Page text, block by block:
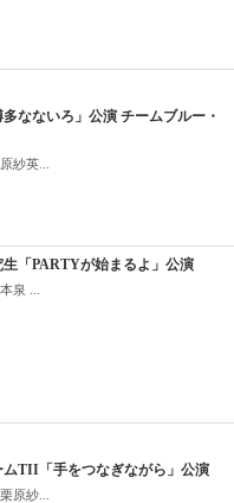
なないろ」公演 チームブルー・
紗英...
生「PARTYが始まるよ」公演
泉 ...
ムTII「手をつなぎながら」公演
原紗...